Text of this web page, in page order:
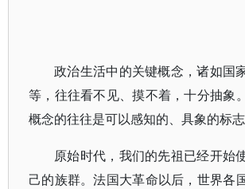
政治生活中的关键概念，诸如国
等，往往看不见、摸不着，十分抽象
概念的往往是可以感知的、具象的标志
原始时代，我们的先祖已经开始
己的族群。法国大革命以后，世界各